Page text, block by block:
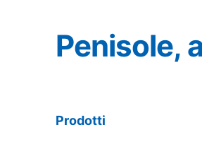
Penisole,
Prodotti